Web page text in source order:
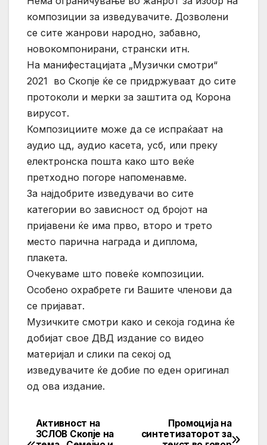
композиции за изведувачите. Дозволени
се сите жанрови народно, забавно,
новокомпонирани, странски итн.
На манифестацијата „Музички смотри“
2021 во Скопје ќе се придржуваат до сите
протоколи и мерки за заштита од Корона
вирусот.
Композициите може да се испраќаат на
аудио цд, аудио касета, усб, или преку
електронска пошта како што веќе
претходно погоре напоменавме.
За најдобрите изведувачи во сите
категории во зависност од бројот на
пријавени ќе има прво, второ и трето
место парична награда и диплома,
плакета.
Очекуваме што повеќе композиции.
Особено охрабрете ги Вашите членови да
се пријават.
Музичките смотри како и секоја година ќе
добијат свое ДВД издание со видео
материјал и слики па секој од
изведувачите ќе добие по еден оригинал
од ова издание.
Post
Промоција на
синтетизаторот за
Активност на
ЗСЛОВ Скопје на